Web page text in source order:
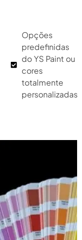
Opções
predefinidas
do YS Paint ou
cores
totalmente
personalizadas